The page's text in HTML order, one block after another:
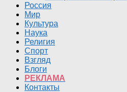
Россия
Мир
Культура
Наука
Религия
Спорт
Взгляд
Блоги
РЕКЛАМА
Контакты